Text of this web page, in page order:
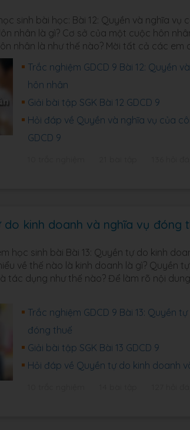
sinh bài học: Bài 12: Quyền và nghĩa
nhân là gì? Cơ sở của một cuộc hôn
nhân là như thế nào? Mời tất cả các em
Trắc nghiệm GDCD 9 Bài 12: Quyền
hôn nhân
Giải bài tập SGK Bài 12 GDCD 9
Hỏi đáp về Quyền và nghĩa vụ của
GDCD 9
do kinh doanh và nghĩa vụ đóng
học sinh bài Bài 13: Quyền tự do kinh
về thế nào là kinh doanh là gì? Quyền
tác dụng như thế nào? Để làm rõ nội
Trắc nghiệm GDCD 9 Bài 13: Quyền
đóng thuế
Giải bài tập SGK Bài 13 GDCD 9
Hỏi đáp về Quyền tự do kinh doanh